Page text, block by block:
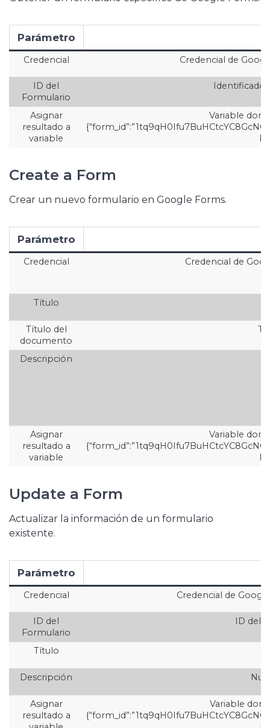
Parámetro
Credencial Credencial de
ID del
Formulario
Asignar
resultado a
variable
Variable
Create a Form
Crear un nuevo formulario en Google Forms.
Parámetro
Credencial Credencial de
Título
Título del
documento
Descripción
Asignar
resultado a
variable
Variable
Update a Form
Actualizar la información de un formulario
existente.
Parámetro
Credencial Credencial de
ID del
Formulario
ID del
Título
Descripción
Asignar
resultado a
Variable